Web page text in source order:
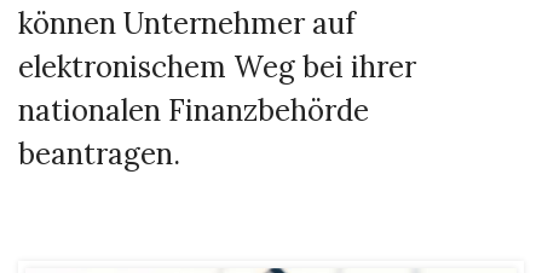
können Unternehmer auf
elektronischem Weg bei ihrer
nationalen Finanzbehörde
beantragen.